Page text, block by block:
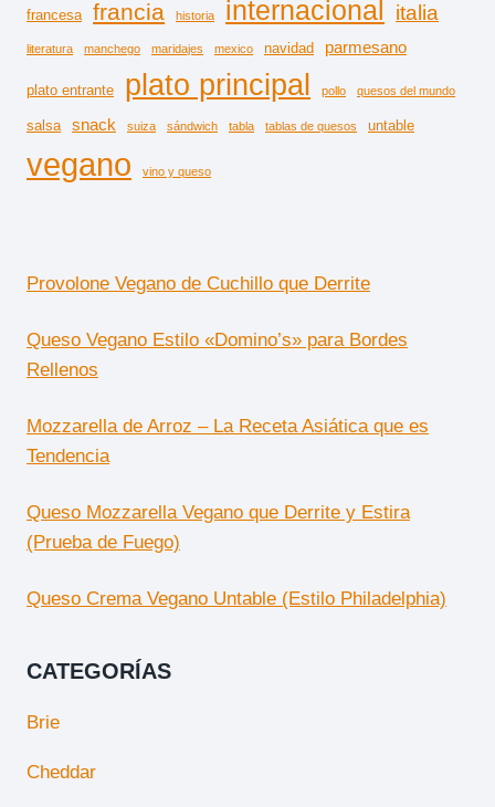
francesa francia historia internacional italia
literatura manchego maridajes mexico navidad parmesano
plato entrante plato principal pollo quesos del mundo
salsa snack suiza sándwich tabla tablas de quesos untable
vegano vino y queso
Provolone Vegano de Cuchillo que Derrite
Queso Vegano Estilo «Domino’s» para Bordes
Rellenos
Mozzarella de Arroz – La Receta Asiática que es
Tendencia
Queso Mozzarella Vegano que Derrite y Estira
(Prueba de Fuego)
Queso Crema Vegano Untable (Estilo Philadelphia)
CATEGORÍAS
Brie
Cheddar